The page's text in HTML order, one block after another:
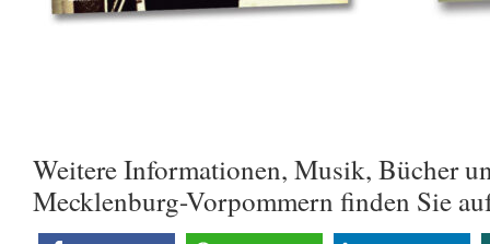
Weitere Informationen, Musik, Bücher
Mecklenburg-Vorpommern finden Sie